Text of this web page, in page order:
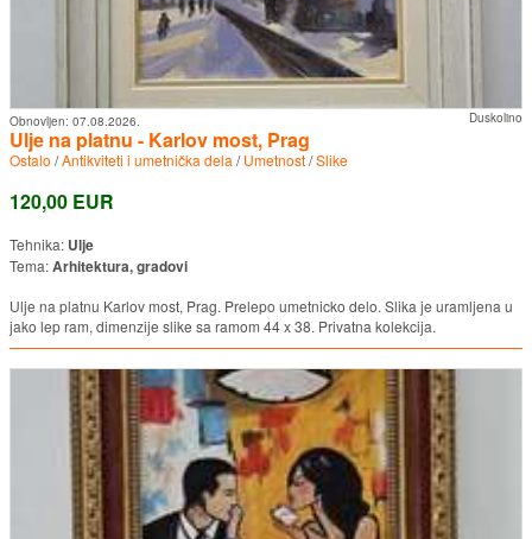
Duskolino
Obnovljen: 07.08.2026.
Ulje na platnu - Karlov most, Prag
Ostalo /Antikviteti i umetnička dela /Umetnost/Slike
120,00 EUR
Tehnika: Ulje
Tema:Arhitektura, gradovi
Ulje na platnu Karlov most, Prag. Prelepo umetnicko delo. Slika je uramljena u
jako lep ram, dimenzije slike sa ramom 44 x 38. Privatna kolekcija.